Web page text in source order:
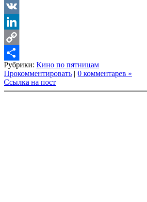
LiveJournal
VK
LinkedIn
Copy
Link
Share
Рубрики: Кино по пятницам
Прокомментировать | 0 комментарев »
Ссылка на пост